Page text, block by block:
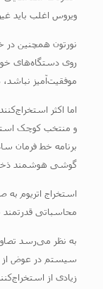
ویروس اغلب باید
نورتون همچنین در
روی دستگاه‌های
موفقیت‌آمیز
اما اکثر
و منتخب کوچک
برنامه خط فرمان
گوشی هوشمند
استخراج اتریوم به
محاسباتی
به نظر می‌رسد
سیستم در عوض از
زیادی از